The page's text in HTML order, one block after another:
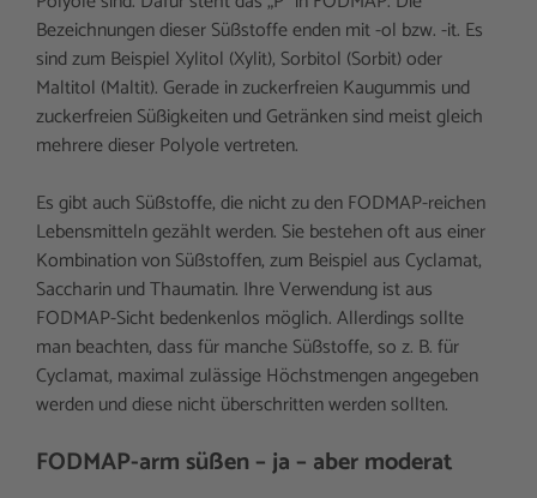
Bezeichnungen dieser Süßstoffe enden mit -ol bzw. -it. Es
sind zum Beispiel Xylitol (Xylit), Sorbitol (Sorbit) oder
Maltitol (Maltit). Gerade in zuckerfreien Kaugummis und
zuckerfreien Süßigkeiten und Getränken sind meist gleich
mehrere dieser Polyole vertreten.
Es gibt auch Süßstoffe, die nicht zu den FODMAP-reichen
Lebensmitteln gezählt werden. Sie bestehen oft aus einer
Kombination von Süßstoffen, zum Beispiel aus Cyclamat,
Saccharin und Thaumatin. Ihre Verwendung ist aus
FODMAP-Sicht bedenkenlos möglich. Allerdings sollte
man beachten, dass für manche Süßstoffe, so z. B. für
Cyclamat, maximal zulässige Höchstmengen angegeben
werden und diese nicht überschritten werden sollten.
FODMAP-arm süßen – ja – aber moderat